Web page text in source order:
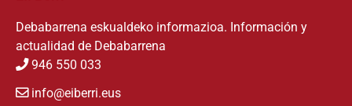
Debabarrena eskualdeko informazioa. Información y
actualidad de Debabarrena
946 550 033
info@eiberri.eus